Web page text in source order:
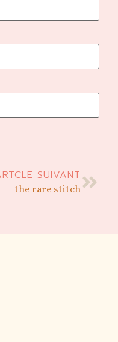
SUIVANT
the rare stitch